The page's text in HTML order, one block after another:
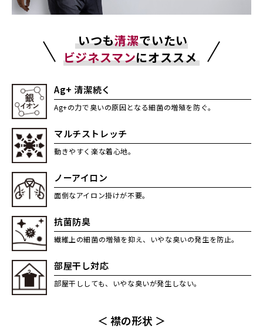
いつも清潔でいたい
ビジネスマンにオススメ
Ag+ 清潔続く
Ag+の力で臭いの原因となる細菌の増殖を防ぐ。
マルチストレッチ
動きやすく楽な着心地。
ノーアイロン
面倒なアイロン掛けが不要。
抗菌防臭
繊維上の細菌の増殖を抑え、いやな臭いの発生を防止。
部屋干し対応
部屋干ししても、いやな臭いが発生しない。
＜ 襟の形状 ＞